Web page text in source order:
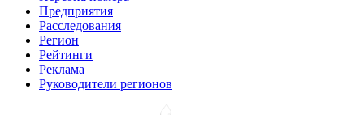
Предприятия
Расследования
Регион
Рейтинги
Реклама
Руководители регионов